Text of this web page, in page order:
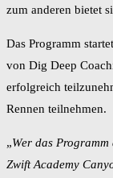
zum anderen bietet
Das Programm
von Dig Deep
erfolgreich
Rennen teilnehmen.
„Wer das
Zwift Academy